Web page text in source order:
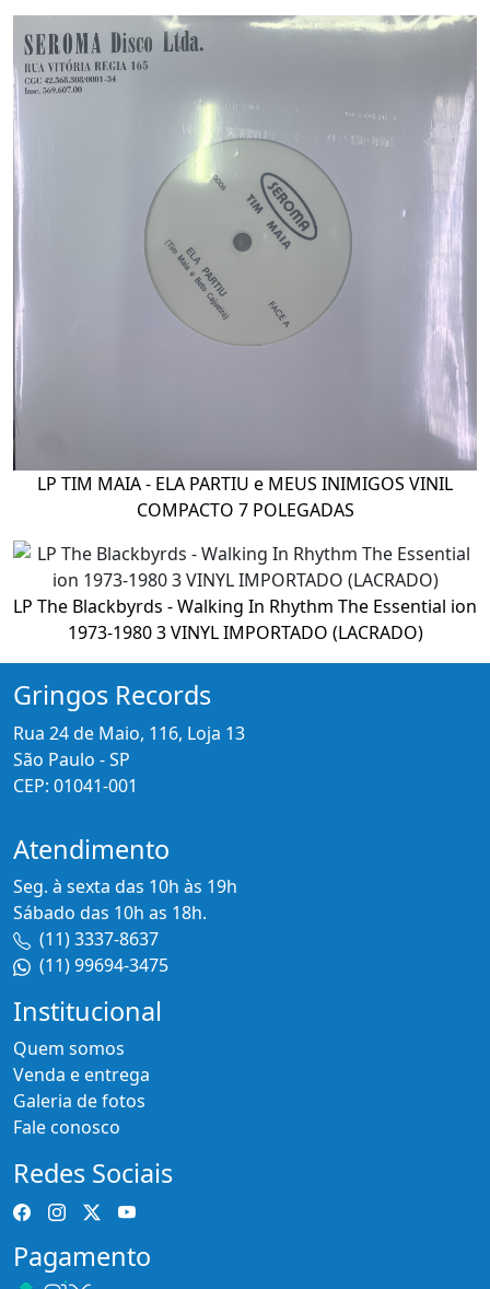
LP TIM MAIA - ELA PARTIU e MEUS INIMIGOS VINIL
COMPACTO 7 POLEGADAS
LP The Blackbyrds - Walking In Rhythm The Essential ion
1973-1980 3 VINYL IMPORTADO (LACRADO)
Gringos Records
Rua 24 de Maio, 116, Loja 13
São Paulo - SP
CEP: 01041-001
Atendimento
Seg. à sexta das 10h às 19h
Sábado das 10h as 18h.
(11) 3337-8637
(11) 99694-3475
Institucional
Quem somos
Venda e entrega
Galeria de fotos
Fale conosco
Redes Sociais
Pagamento